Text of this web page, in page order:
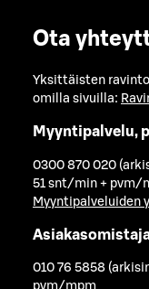
Ota
Yksittäisten
omilla sivuilla:
Myyntipalvelu,
0300 870 020
51 snt/min + pvm/
Myyntipalveluiden
010 76 5858